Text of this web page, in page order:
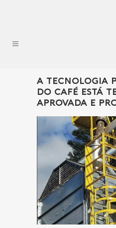
A TECNOLOGIA
DO CAFÉ ESTÁ
APROVADA E